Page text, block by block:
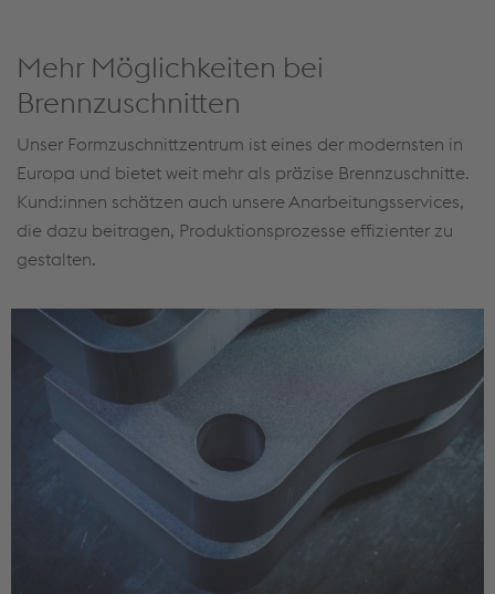
Mehr Möglichkeiten bei
Brennzuschnitten
Unser Formzuschnittzentrum ist eines der modernsten in
Europa und bietet weit mehr als präzise Brennzuschnitte.
Kund:innen schätzen auch unsere Anarbeitungsservices,
die dazu beitragen, Produktionsprozesse effizienter zu
gestalten.